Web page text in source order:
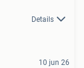
Details
10 jun 26